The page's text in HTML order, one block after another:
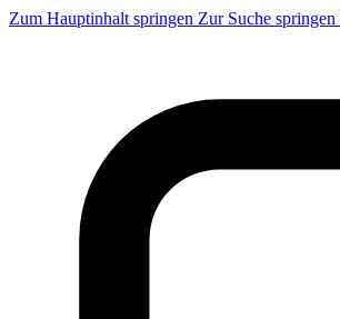
Zum Hauptinhalt springen Zur Suche springen